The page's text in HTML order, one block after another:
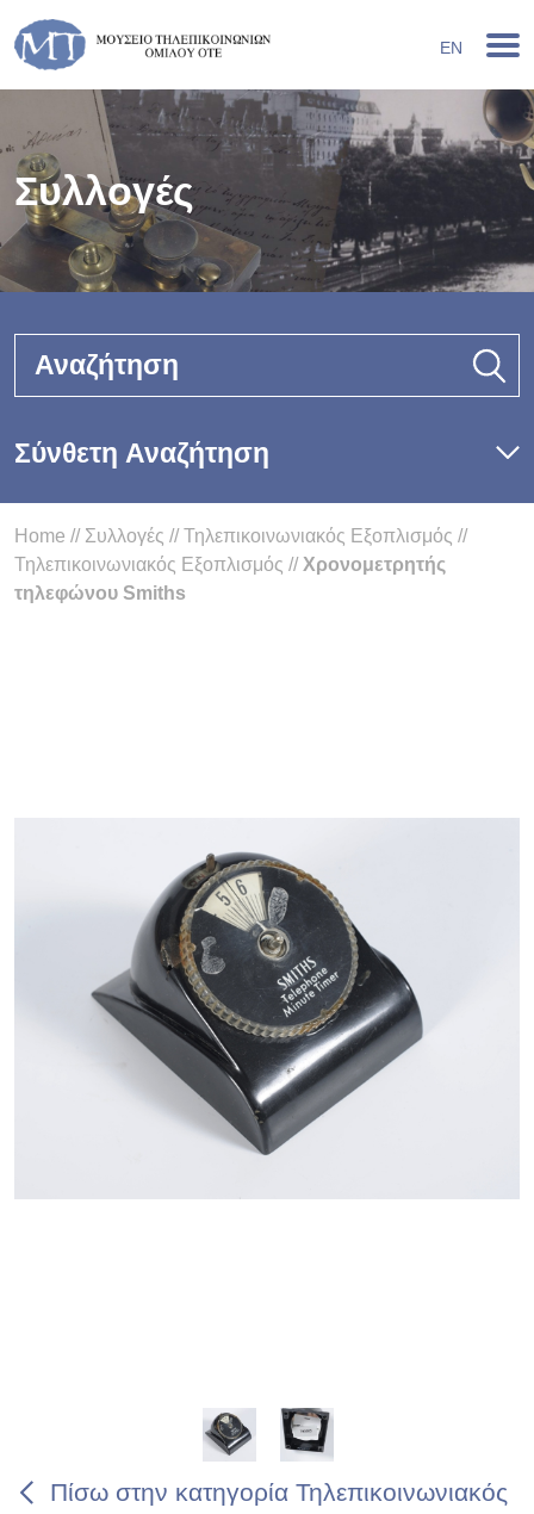
EN
Συλλογές
Αναζήτηση
Σύνθετη Αναζήτηση
Home // Συλλογές //Τηλεπικοινωνιακός Εξοπλισμός //
Τηλεπικοινωνιακός Εξοπλισμός // Χρονομετρητής
τηλεφώνου Smiths
Πίσω στην κατηγορία Τηλεπικοινωνιακός